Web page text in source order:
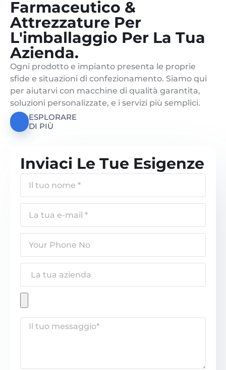
Farmaceutico &
Attrezzature Per
L'imballaggio Per La Tua
Azienda.
Ogni prodotto e impianto presenta le proprie
sfide e situazioni di confezionamento. Siamo qui
per aiutarvi con macchine di qualità garantita,
soluzioni personalizzate, e i servizi più semplici.
ESPLORARE
DI PIÙ
Inviaci Le Tue Esigenze